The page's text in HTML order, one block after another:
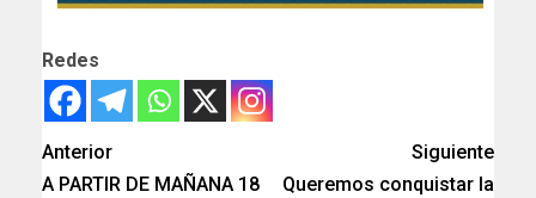
Redes
Anterior
A PARTIR DE MAÑANA 18
Siguiente
Queremos conquistar la